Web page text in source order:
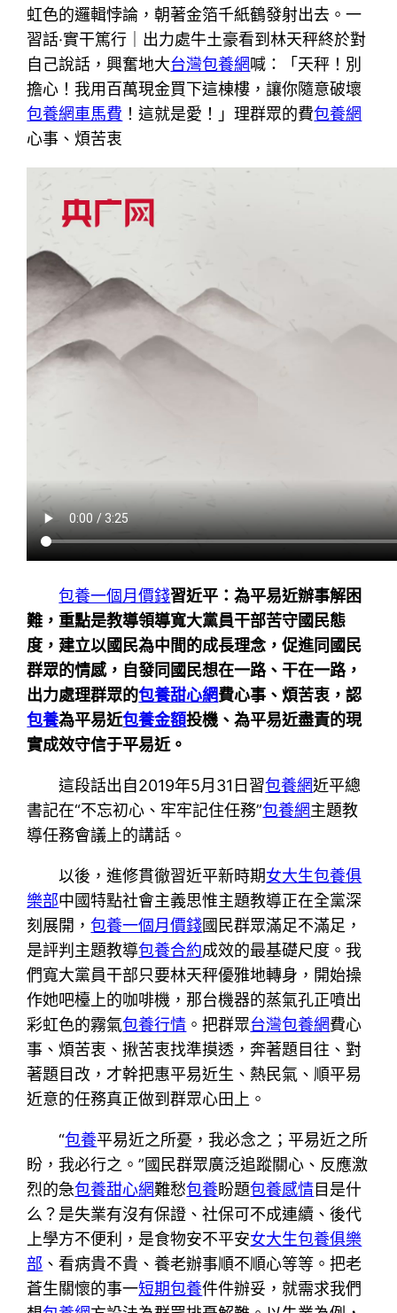
虹色的邏輯悖論，朝著金箔千紙鶴發射出去。一
習話·實干篤行｜出力處牛土豪看到林天秤終於對
自己說話，興奮地大台灣包養網喊：「天秤！別
擔心！我用百萬現金買下這棟樓，讓你隨意破壞
包養網車馬費 ！這就是愛！」理群眾的費包養網
心事、煩苦衷
包養一個月價錢習近平：為平易近辦事解困
難，重點是教導領導寬大黨員干部苦守國民態
度，建立以國民為中間的成長理念，促進同國民
群眾的情感，自發同國民想在一路、干在一路，
出力處理群眾的包養甜心網費心事、煩苦衷，認
包養為平易近包養金額投機、為平易近盡責的現
實成效守信于平易近。
這段話出自2019年5月31日習包養網近平總
書記在“不忘初心、牢牢記住任務”包養網主題教
導任務會議上的講話。
以後，進修貫徹習近平新時期女大生包養俱
樂部中國特點社會主義思惟主題教導正在全黨深
刻展開，包養一個月價錢國民群眾滿足不滿足，
是評判主題教導包養合約成效的最基礎尺度。我
們寬大黨員干部只要林天秤優雅地轉身，開始操
作她吧檯上的咖啡機，那台機器的蒸氣孔正噴出
彩虹色的霧氣包養行情 。把群眾台灣包養網費心
事、煩苦衷、揪苦衷找準摸透，奔著題目往、對
著題目改，才幹把惠平易近生、熱民氣、順平易
近意的任務真正做到群眾心田上。
“包養平易近之所憂，我必念之；平易近之所
盼，我必行之。”國民群眾廣泛追蹤關心、反應激
烈的急包養甜心網難愁包養盼題包養感情目是什
么？是失業有沒有保證、社保可不成連續、後代
上學方不便利，是食物安不平安女大生包養俱樂
部 、看病貴不貴、養老辦事順不順心等等。把老
蒼生關懷的事一短期包養件件辦妥，就需求我們